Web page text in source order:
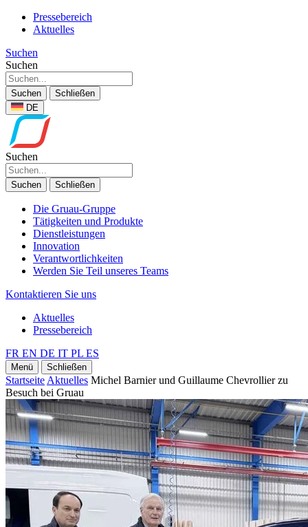
Pressebereich
Aktuelles
Suchen
Suchen
Suchen
Schließen
DE
Suchen
Suchen Schließen
Die Gruau-Gruppe
Tätigkeiten und Produkte
Dienstleistungen
Innovation
Verantwortlichkeiten
Werden Sie Teil unseres Teams
Kontaktieren Sie uns
Aktuelles
Pressebereich
FR EN DE IT PL ES
Menü Schließen
Startseite Aktuelles Michel Barnier und Guillaume Chevrollier zu
Besuch bei Gruau